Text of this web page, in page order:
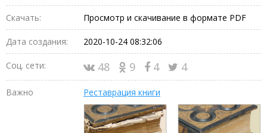
Скачать: Просмотр и скачивание в формате PDF
Дата создания: 2020-10-24 08:32:06
Соц. сети: 48 9 4 4
Важно Реставрация книги